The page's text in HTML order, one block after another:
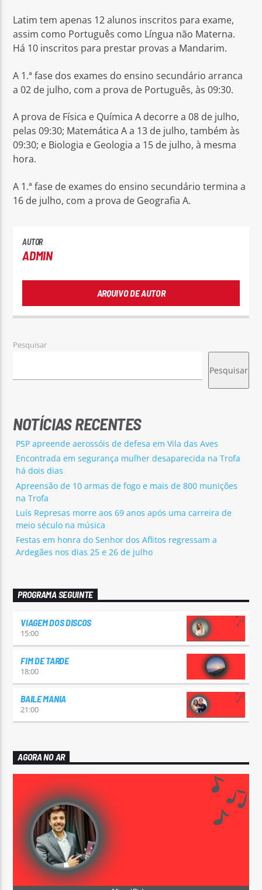
Latim tem apenas 12 alunos inscritos para exame,
assim como Português como Língua não Materna.
Há 10 inscritos para prestar provas a Mandarim.
A 1.ª fase dos exames do ensino secundário arranca
a 02 de julho, com a prova de Português, às 09:30.
A prova de Física e Química A decorre a 08 de julho,
pelas 09:30; Matemática A a 13 de julho, também às
09:30; e Biologia e Geologia a 15 de julho, à mesma
hora.
A 1.ª fase de exames do ensino secundário termina a
16 de julho, com a prova de Geografia A.
AUTOR
ADMIN
ARQUIVO DE AUTOR
Pesquisar
Pesquisar
NOTÍCIAS RECENTES
PSP apreende aerossóis de defesa em Vila das Aves
Encontrada em segurança mulher desaparecida na Trofa
há dois dias
Apreensão de 10 armas de fogo e mais de 800 munições
na Trofa
Luís Represas morre aos 69 anos após uma carreira de
meio século na música
Festas em honra do Senhor dos Aflitos regressam a
Ardegães nos dias 25 e 26 de julho
PROGRAMA SEGUINTE
VIAGEM DOS DISCOS
15:00
FIM DE TARDE
18:00
BAILE MANIA
21:00
AGORA NO AR